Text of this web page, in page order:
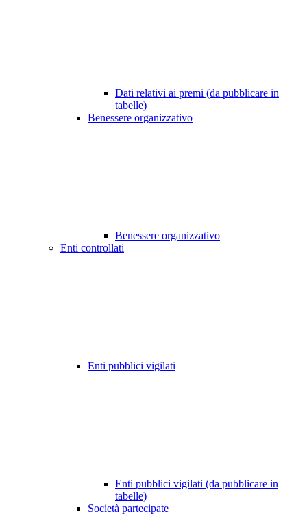
Dati relativi ai premi (da pubblicare in
tabelle)
Benessere organizzativo
Benessere organizzativo
Enti controllati
Enti pubblici vigilati
Enti pubblici vigilati (da pubblicare in
tabelle)
Società partecipate